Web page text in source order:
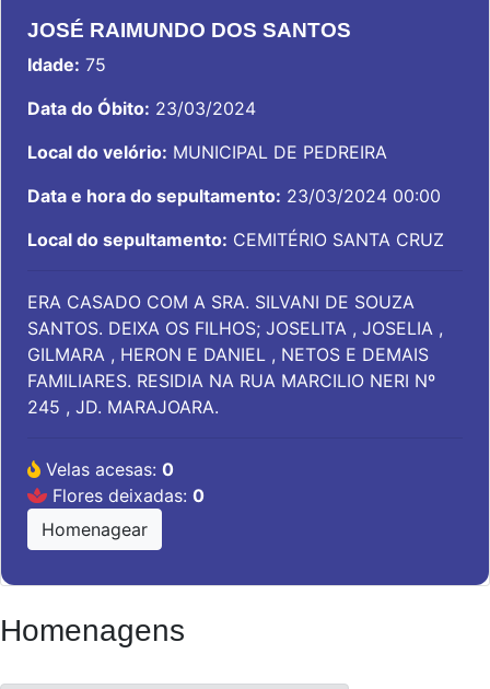
JOSÉ RAIMUNDO DOS SANTOS
Idade: 75
Data do Óbito: 23/03/2024
Local do velório: MUNICIPAL DE PEDREIRA
Data e hora do sepultamento: 23/03/2024 00:00
Local do sepultamento: CEMITÉRIO SANTA CRUZ
ERA CASADO COM A SRA. SILVANI DE SOUZA
SANTOS. DEIXA OS FILHOS; JOSELITA , JOSELIA ,
GILMARA , HERON E DANIEL , NETOS E DEMAIS
FAMILIARES. RESIDIA NA RUA MARCILIO NERI Nº
245 , JD. MARAJOARA.
Velas acesas: 0
Flores deixadas: 0
Homenagear
Homenagens